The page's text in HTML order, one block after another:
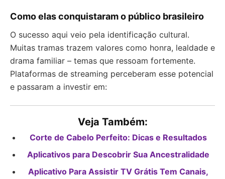
Como elas conquistaram o público brasileiro
O sucesso aqui veio pela identificação cultural.
Muitas tramas trazem valores como honra, lealdade e
drama familiar – temas que ressoam fortemente.
Plataformas de streaming perceberam esse potencial
e passaram a investir em:
Veja Também:
Corte de Cabelo Perfeito: Dicas e Resultados
Aplicativos para Descobrir Sua Ancestralidade
Aplicativo Para Assistir TV Grátis Tem Canais,